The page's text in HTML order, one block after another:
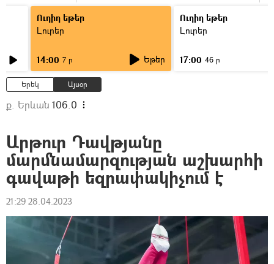
Ուղիղ եթեր
Լուրեր
14:00 7 ր Եթեր
Ուղիղ եթեր
Լուրեր
17:00 46 ր
Երեկ Այսօր
ք. Երևան 106.0
Արթուր Դավթյանը
մարմնամարզության աշխարհի
գավաթի եզրափակիչում է
21:29 28.04.2023